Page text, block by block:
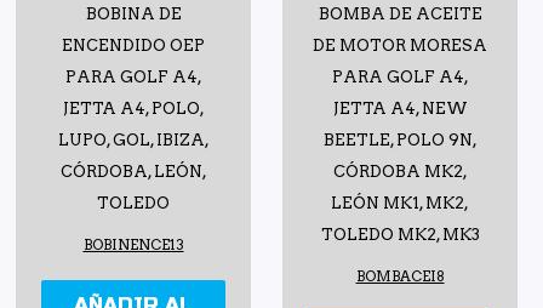
BOBINA DE
ENCENDIDO OEP
PARA GOLF A4,
JETTA A4, POLO,
LUPO, GOL, IBIZA,
CÓRDOBA, LEÓN,
TOLEDO
BOBINENCE13
BOMBA DE ACEITE
DE MOTOR MORESA
PARA GOLF A4,
JETTA A4, NEW
BEETLE, POLO 9N,
CÓRDOBA MK2,
LEÓN MK1, MK2,
TOLEDO MK2, MK3
BOMBACEI8